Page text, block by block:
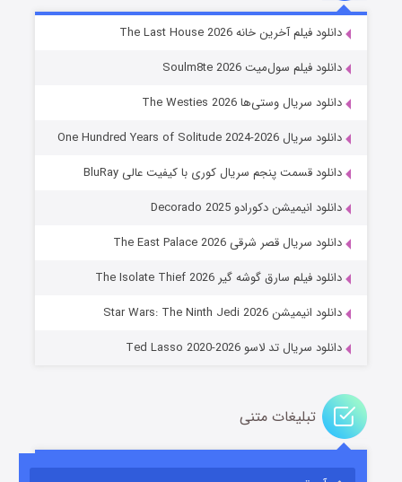
خاندان اژدها فصل ۳
جادوگری در مغولستان
قسمت۱۴ (زیرنویس) منتشر شد
دانلود فیلم آخرین خانه The Last House 2026
دانلود فیلم سول‌میت Soulm8te 2026
دانلود سریال وستی‌ها The Westies 2026
دانلود سریال One Hundred Years of Solitude 2024-2026
دانلود قسمت پنجم سریال کوری با کیفیت عالی BluRay
دانلود انیمیشن دکورادو Decorado 2025
دانلود سریال قصر شرقی The East Palace 2026
دانلود فیلم سارق گوشه گیر The Isolate Thief 2026
دانلود انیمیشن Star Wars: The Ninth Jedi 2026
دانلود سریال تد لاسو Ted Lasso 2020-2026
تبلیغات متنی